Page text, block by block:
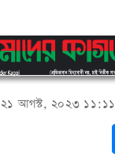
২১ আগস্ট, ২০২৩ ১১:১১